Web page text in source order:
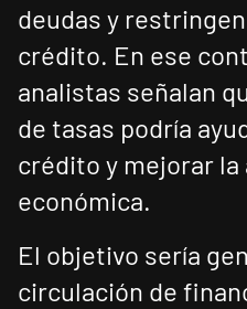
deudas y
crédito. En ese
analistas señalan
de tasas podría
crédito y mejorar la
económica.
El objetivo sería
circulación de